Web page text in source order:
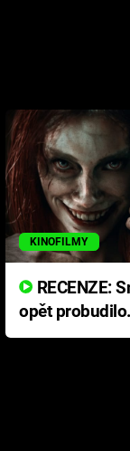
KINOFILMY
opět
přichází s